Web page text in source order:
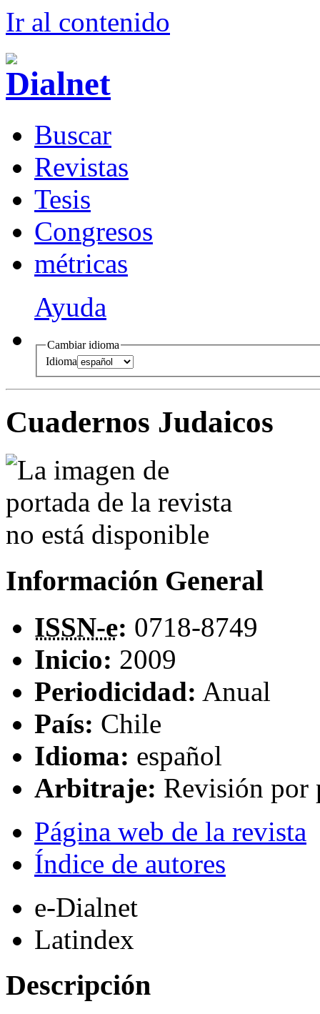
Ir al contenido
Buscar
Revistas
Tesis
Congresos
métricas
Ayuda
Cambiar idioma
Idioma
Cuadernos Judaicos
Información General
ISSN-e: 0718-8749
Inicio: 2009
Periodicidad: Anual
País: Chile
Idioma: español
Arbitraje: Revisión por
Página web de la revista
Índice de autores
e-Dialnet
Latindex
Descripción